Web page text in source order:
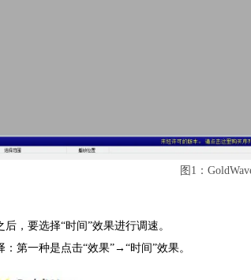
图1：
，要选择“时间”效果进行调速。
第一种是点击“效果”→“时间”效果。